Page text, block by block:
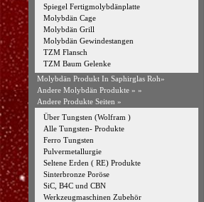
Spiegel Fertigmolybdänplatte
Molybdän Cage
Molybdän Grill
Molybdän Gewindestangen
TZM Flansch
TZM Baum Gelenke
Molybdän Produkt In Saphirglas Roh»
Andere Molybdän Produkte » »
Andere Produkte Seiten »
Über Tungsten (Wolfram )
Alle Tungsten- Produkte
Ferro Tungsten
Pulvermetallurgie
Seltene Erden ( RE) Produkte
Sinterbronze Poröse
SiC, B4C und CBN
Werkzeugmaschinen Zubehör